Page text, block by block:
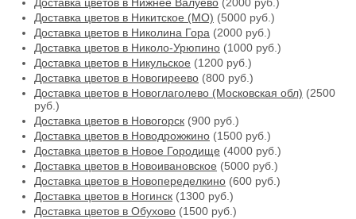
Доставка цветов в Никитское (МО) (5000 руб.)
Доставка цветов в Николина Гора (2000 руб.)
Доставка цветов в Николо-Урюпино (1000 руб.)
Доставка цветов в Никульское (1200 руб.)
Доставка цветов в Новогиреево (800 руб.)
Доставка цветов в Новоглаголево (Московская обл) (2500
руб.)
Доставка цветов в Новогорск (900 руб.)
Доставка цветов в Новодрожжино (1500 руб.)
Доставка цветов в Новое Городище (4000 руб.)
Доставка цветов в Новоивановское (5000 руб.)
Доставка цветов в Новопеределкино (600 руб.)
Доставка цветов в Ногинск (1300 руб.)
Доставка цветов в Обухово (1500 руб.)